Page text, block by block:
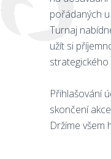
pořádaných
Turnaj
užít si
Přihlašování
skončení
Držíme